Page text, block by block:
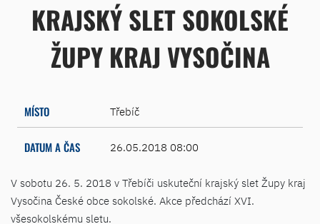
KRAJSKÝ SLET SOKOLSKÉ
ŽUPY KRAJ VYSOČINA
MÍSTO Třebíč
DATUM A ČAS 26.05.2018 08:00
V sobotu 26. 5. 2018 v Třebíči uskuteční krajský slet Župy kraj
Vysočina České obce sokolské. Akce předchází XVI.
všesokolskému sletu.